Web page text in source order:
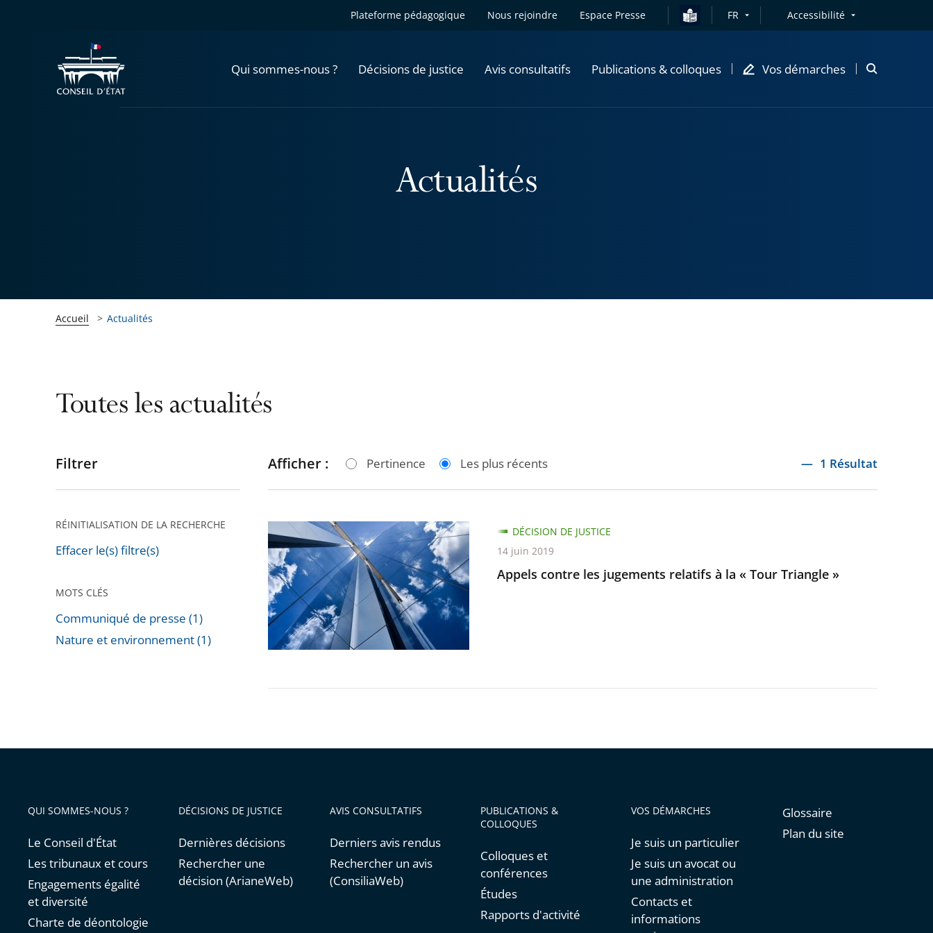
Plateforme pédagogique Nous rejoindre Espace Presse FR Accessibilité
Qui sommes-nous ? Décisions de justice Avis consultatifs Publications & colloques Vos démarches
Ouvrir
Actualités
Accueil Actualités
Toutes les actualités
Passer
pour
après
Filtrer
RÉINITIALISATION DE LA RECHERCHE
Effacer le(s) filtre(s)
MOTS CLÉS
Communiqué de presse (1)
Nature et environnement (1)
avant
Afficher : Pertinence Les plus récents 1 Résultat
Appels
contre
les
jugements
relatifs
à
la
Appels contre les jugements relatifs à la « Tour Triangle »
DÉCISION DE JUSTICE
14 juin 2019
QUI SOMMES-NOUS ?
Le Conseil d'État
Les tribunaux et cours
Engagements égalité
et diversité
Charte de déontologie
DÉCISIONS DE JUSTICE
Dernières décisions
Rechercher une
décision (ArianeWeb)
AVIS CONSULTATIFS
Derniers avis rendus
Rechercher un avis
(ConsiliaWeb)
PUBLICATIONS &
COLLOQUES
Colloques et
conférences
Études
Rapports d'activité
VOS DÉMARCHES
Je suis un particulier
Je suis un avocat ou
une administration
Contacts et
informations
Glossaire
Plan du site